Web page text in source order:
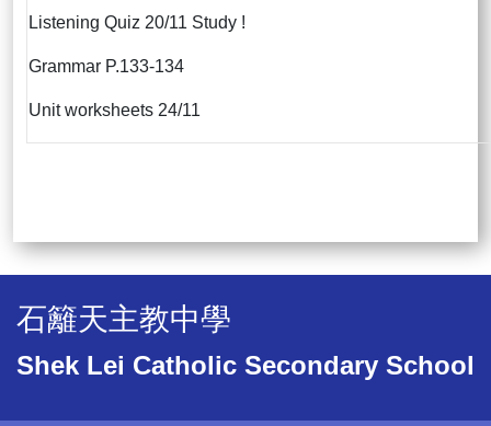
Listening Quiz 20/11 Study !
Grammar P.133-134
Unit worksheets 24/11
石籬天主教中學
Shek Lei Catholic Secondary School